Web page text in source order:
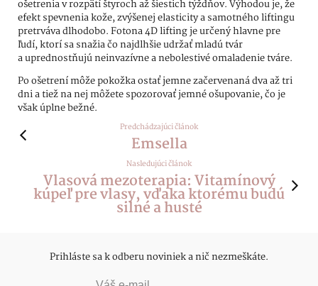
ošetrenia v rozpätí štyroch až šiestich týždňov. Výhodou je, že
efekt spevnenia kože, zvýšenej elasticity a samotného liftingu
pretrváva dlhodobo. Fotona 4D lifting je určený hlavne pre
ľudí, ktorí sa snažia čo najdlhšie udržať mladú tvár
a uprednostňujú neinvazívne a nebolestivé omaladenie tváre.
Po ošetrení môže pokožka ostať jemne začervenaná dva až tri
dni a tiež na nej môžete spozorovať jemné ošupovanie, čo je
však úplne bežné.
Predchádzajúci článok
Emsella
Nasledujúci článok
Vlasová mezoterapia: Vitamínový
kúpeľ pre vlasy, vďaka ktorému budú
silné a husté
Prihláste sa k odberu noviniek a nič nezmeškáte.